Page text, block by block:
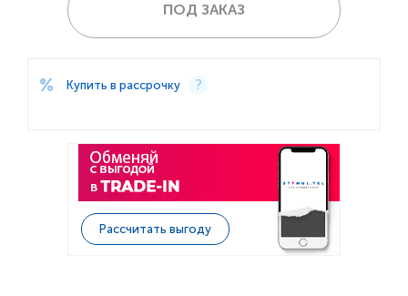
ПОД ЗАКАЗ
Купить в рассрочку
Рассчитать выгоду